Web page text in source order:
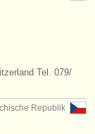
Tel. 079/
Republik